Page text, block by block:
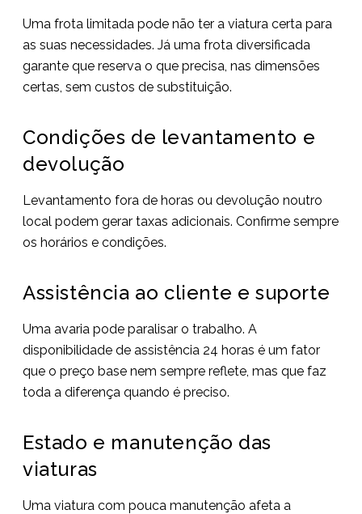
Uma frota limitada pode não ter a viatura certa para
as suas necessidades. Já uma frota diversificada
garante que reserva o que precisa, nas dimensões
certas, sem custos de substituição.
Condições de levantamento e
devolução
Levantamento fora de horas ou devolução noutro
local podem gerar taxas adicionais. Confirme sempre
os horários e condições.
Assistência ao cliente e suporte
Uma avaria pode paralisar o trabalho. A
disponibilidade de assistência 24 horas é um fator
que o preço base nem sempre reflete, mas que faz
toda a diferença quando é preciso.
Estado e manutenção das
viaturas
Uma viatura com pouca manutenção afeta a